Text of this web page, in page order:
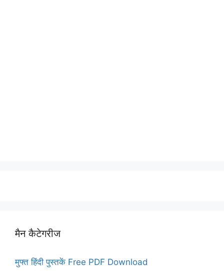
मैन कैटेगरीज
मुफ्त हिंदी पुस्तकें Free PDF Download